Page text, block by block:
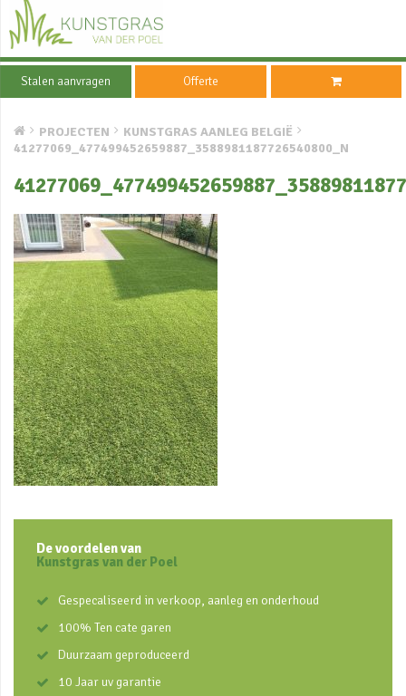
Stalen aanvragen Offerte
PROJECTEN
KUNSTGRAS AANLEG BELGIË
41277069_477499452659887_3588981187726540800_N
De voordelen van
Kunstgras van der Poel
Gespecaliseerd in verkoop, aanleg en onderhoud
100% Ten cate garen
Duurzaam geproduceerd
10 Jaar uv garantie